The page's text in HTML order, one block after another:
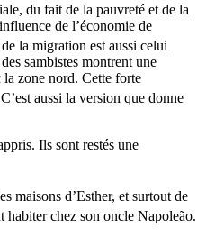
du fait de la pauvreté et de la
de l’économie de
la migration est aussi celui
sambistes montrent une
la zone nord. Cette forte
aussi la version que donne
Ils sont restés une
maisons d’Esther, et surtout de
habiter chez son oncle Napoleão.